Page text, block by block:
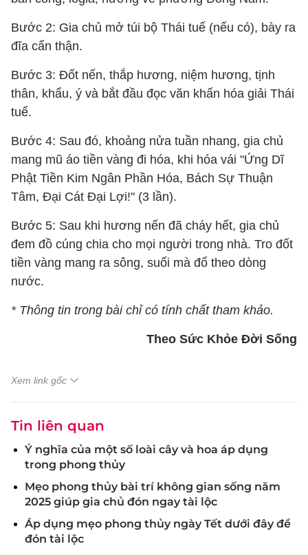
Bước 2: Gia chủ mở túi bộ Thái tuế (nếu có), bày ra
đĩa cẩn thận.
Bước 3: Đốt nến, thắp hương, niệm hương, tịnh
thân, khẩu, ý và bắt đầu đọc văn khấn hóa giải Thái
tuế.
Bước 4: Sau đó, khoảng nửa tuần nhang, gia chủ
mang mũ áo tiền vàng đi hóa, khi hóa vái "Ứng Dĩ
Phật Tiền Kim Ngân Phần Hóa, Bách Sự Thuận
Tâm, Đại Cát Đại Lợi!" (3 lần).
Bước 5: Sau khi hương nến đã cháy hết, gia chủ
đem đồ cúng chia cho mọi người trong nhà. Tro đốt
tiền vàng mang ra sông, suối mà đổ theo dòng
nước.
* Thông tin trong bài chỉ có tính chất tham khảo.
Theo Sức Khỏe Đời Sống
Xem link gốc
Tin liên quan
Ý nghĩa của một số loài cây và hoa áp dụng
trong phong thủy
Mẹo phong thủy bài trí không gian sống năm
2025 giúp gia chủ đón ngay tài lộc
Áp dụng mẹo phong thủy ngày Tết dưới đây để
đón tài lộc